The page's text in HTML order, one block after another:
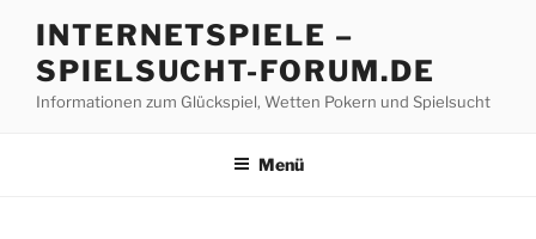
INTERNETSPIELE –
SPIELSUCHT-FORUM.DE
Informationen zum Glückspiel, Wetten Pokern und Spielsucht
Menü